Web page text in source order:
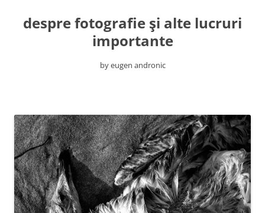
despre fotografie şi alte lucruri
importante
by eugen andronic